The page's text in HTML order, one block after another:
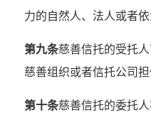
力的自然人、法人或者依
第九条慈善信托的受托
慈善组织或者信托公司担
第十条慈善信托的委托